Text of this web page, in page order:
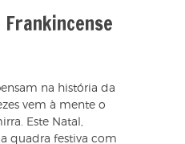
na história da
vem à mente o
Este Natal,
quadra festiva com